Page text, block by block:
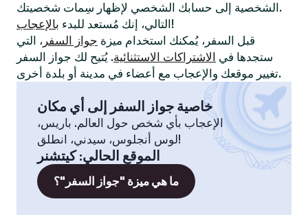
الشخصية إلى حسابك الشخصي لإظهار سِمات شخصيتك.
التالي، إنك مُستعد للبدء بالإعجاب
!
قبل السفر، يُمكنك استخدام ميزة جواز السفر ، التي
ستجدها في الاشتراكات الاستثنائية. يُتيح لك جواز السفر
تغيير موقعك والإعجاب مع أعضاء في مدينة أو بلدة أخرى.
خاصية جواز السفر إلى أي مكان
الإعجاب بأي شخص حول العالم. باريس،
لوس أنجلوس، سيدني، انطلق!
الموقع الحالي:كيتشنر
ما هي ميزة "جواز السفر"؟